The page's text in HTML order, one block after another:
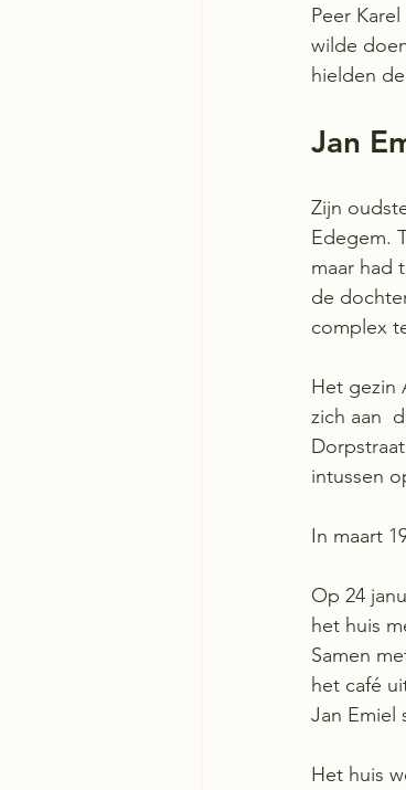
Peer
wilde
hielden
Jan
Zijn
Edegem.
maar had
de
complex
Het gezin
zich aan
intussen
In maart
Op 24
het huis
Samen
het café
Jan Emiel
Het huis